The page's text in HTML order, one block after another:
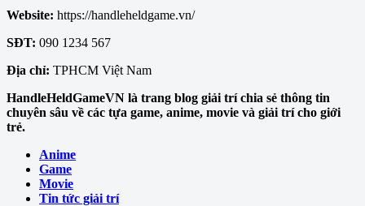
Website: https://handleheldgame.vn/
SĐT: 090 1234 567
Địa chỉ: TPHCM Việt Nam
HandleHeldGameVN là trang blog giải trí chia sẻ thông tin
chuyên sâu về các tựa game, anime, movie và giải trí cho giới
trẻ.
Anime
Game
Movie
Tin tức giải trí